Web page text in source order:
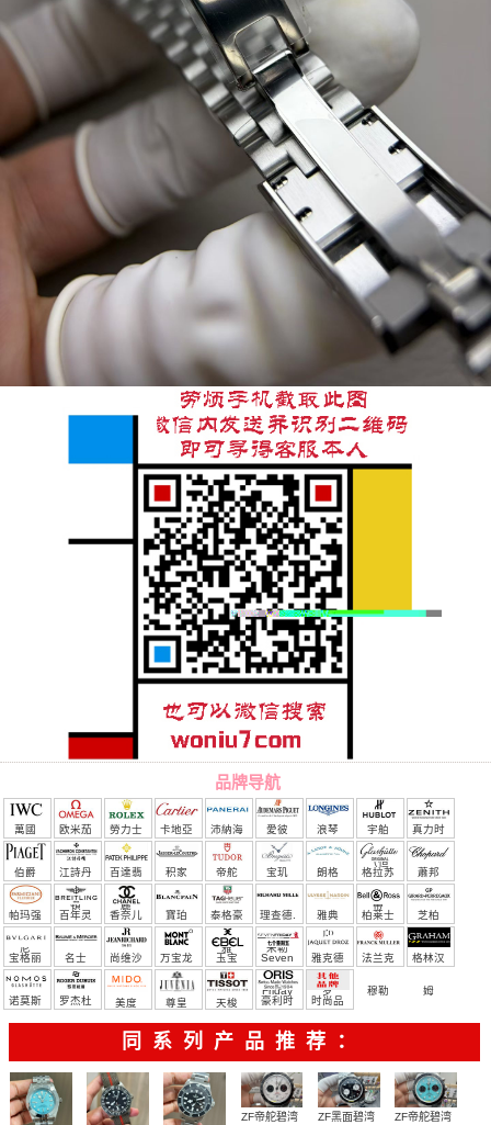
品牌导航
萬國 欧米茄 勞力士 卡地亞 沛納海 愛彼 浪琴 宇舶
（恒
宝）
真力时
伯爵 江詩丹
頓
百達翡
麗
积家 帝舵 宝玑 朗格 格拉苏
蒂
蕭邦
帕玛强
尼
百年灵 香奈儿 寶珀 泰格豪
雅
理查德.
米勒
雅典 柏莱士 芝柏
宝格丽 名士 尚维沙 万宝龙 玉宝 Seven
Friday
雅克德
罗
法兰克
穆勒
格林汉
姆
诺莫斯
罗杰杜 美度 尊皇 天梭 豪利时 时尚品
牌/原单
同系列产品推荐：
ZF帝舵碧湾
ZF黑面碧湾
ZF帝舵碧湾